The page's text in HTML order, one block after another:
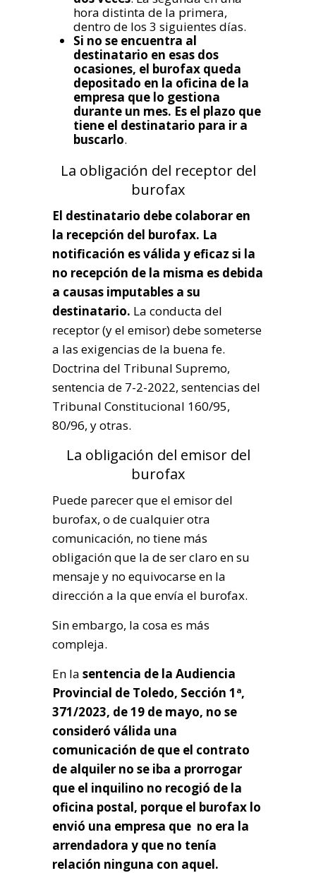
hora distinta de la primera,
dentro de los 3 siguientes días.
Si no se encuentra al
destinatario en esas dos
ocasiones, el burofax queda
depositado en la oficina de la
empresa que lo gestiona
durante un mes. Es el plazo que
tiene el destinatario para ir a
buscarlo.
La obligación del receptor del
burofax
El destinatario debe colaborar en
la recepción del burofax. La
notificación es válida y eficaz si la
no recepción de la misma es debida
a causas imputables a su
destinatario. La conducta del
receptor (y el emisor) debe someterse
a las exigencias de la buena fe.
Doctrina del Tribunal Supremo,
sentencia de 7-2-2022, sentencias del
Tribunal Constitucional 160/95,
80/96, y otras.
La obligación del emisor del
burofax
Puede parecer que el emisor del
burofax, o de cualquier otra
comunicación, no tiene más
obligación que la de ser claro en su
mensaje y no equivocarse en la
dirección a la que envía el burofax.
Sin embargo, la cosa es más
compleja.
En la sentencia de la Audiencia
Provincial de Toledo, Sección 1ª,
371/2023, de 19 de mayo, no se
consideró válida una
comunicación de que el contrato
de alquiler no se iba a prorrogar
que el inquilino no recogió de la
oficina postal, porque el burofax lo
envió una empresa que no era la
arrendadora y que no tenía
relación ninguna con aquel.